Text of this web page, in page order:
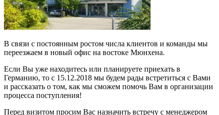
В связи с постоянным ростом числа клиентов и команды мы
переезжаем в новый офис на востоке Мюнхена.
Если Вы уже находитесь или планируете приехать в
Германию, то с 15.12.2018 мы будем рады встретиться с Вами
и рассказать о том, как мы сможем помочь Вам в организации
процесса поступления!
Перед визитом просим Вас назначить встречу с менеджером